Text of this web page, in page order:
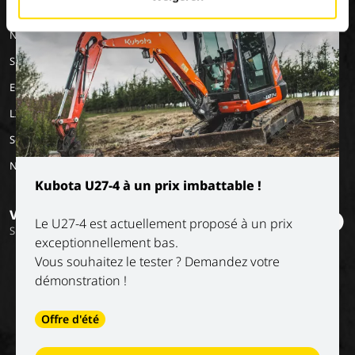
Kubota U27-4 à un prix imbattable !
Le U27-4 est actuellement proposé à un prix
exceptionnellement bas.
Vous souhaitez le tester ? Demandez votre
démonstration !
Offre d'été
Nos marques
Special Applications
Eco Applications
LX Used Equipment
Sociétés de location
New old stock
Travailler chez Luyckx
Stage/emploi de
vacances
NOUS
Notre vision
Notre mission
L'histoire
Vous voulez rester informé ?
Suivez nos réseaux sociaux